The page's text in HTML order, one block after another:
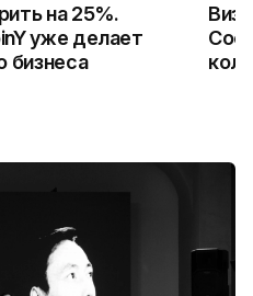
на 25%.
уже делает
бизнеса